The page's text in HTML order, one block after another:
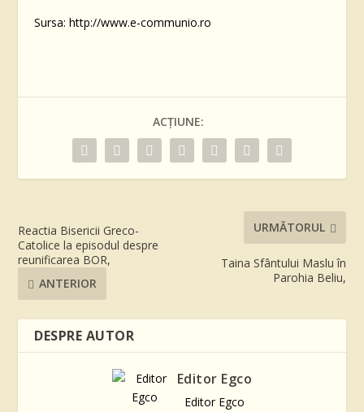
Sursa: http://www.e-communio.ro
ACȚIUNE:
Reactia Bisericii Greco-
Catolice la episodul despre
reunificarea BOR,
ANTERIOR
URMĂTORUL
Taina Sfântului Maslu în
Parohia Beliu,
DESPRE AUTOR
Editor Egco
Editor Egco